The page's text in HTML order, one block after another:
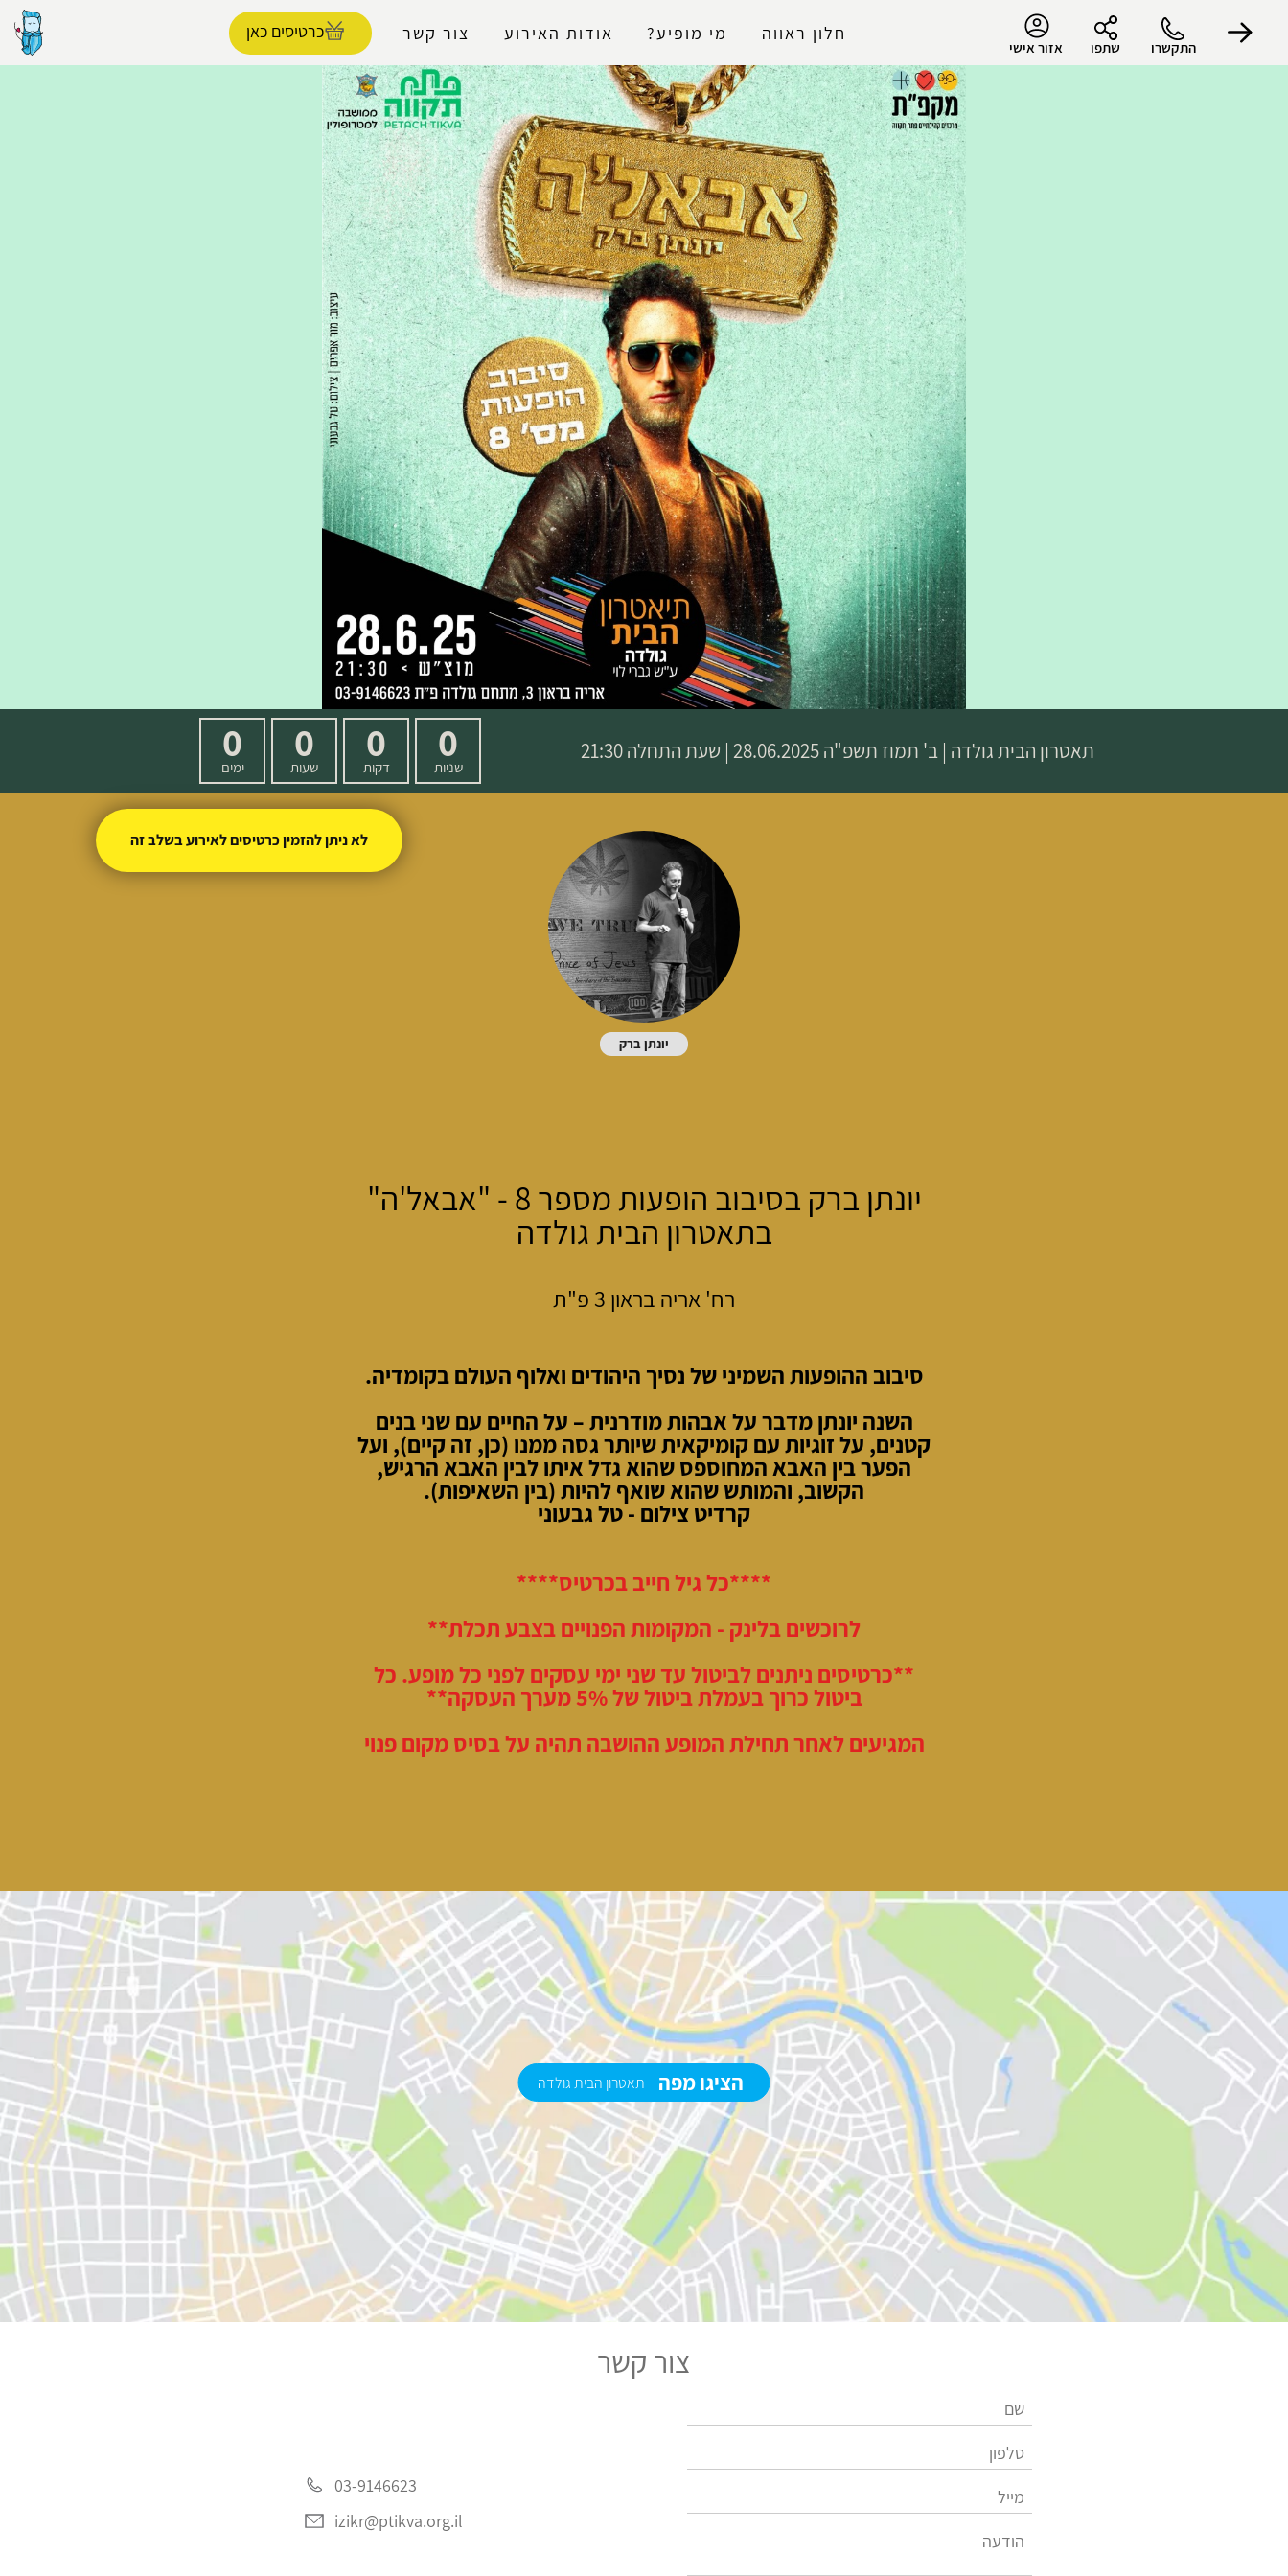
התקשרו שתפו אזור אישי
חלון ראווה מי מופיע? אודות האירוע צור קשר כרטיסים כאן
תאטרון הבית גולדה |ב' תמוז תשפ"ה28.06.2025 | שעת התחלה 21:30 0
שניות
0
דקות
0
שעות
0
ימים
יונתן ברק
יונתן ברק בסיבוב הופעות מספר 8 - "אבאל'ה"
בתאטרון הבית גולדה
רח' אריה בראון 3 פ"ת
סיבוב ההופעות השמיני של נסיך היהודים ואלוף העולם בקומדיה.
השנה יונתן מדבר על אבהות מודרנית – על החיים עם שני בנים
קטנים, על זוגיות עם קומיקאית שיותר גסה ממנו (כן, זה קיים), ועל
הפער בין האבא המחוספס שהוא גדל איתו לבין האבא הרגיש,
הקשוב, והמותש שהוא שואף להיות (בין השאיפות).
קרדיט צילום - טל גבעוני
****כל גיל חייב בכרטיס****
לרוכשים בלינק - המקומות הפנויים בצבע תכלת**
**כרטיסים ניתנים לביטול עד שני ימי עסקים לפני כל מופע. כל
ביטול כרוך בעמלת ביטול של 5% מערך העסקה**
המגיעים לאחר תחילת המופע ההושבה תהיה על בסיס מקום פנוי
הציגו מפה תאטרון הבית גולדה
צור קשר
03-9146623
izikr@ptikva.org.il
לא ניתן להזמין כרטיסים לאירוע בשלב זה